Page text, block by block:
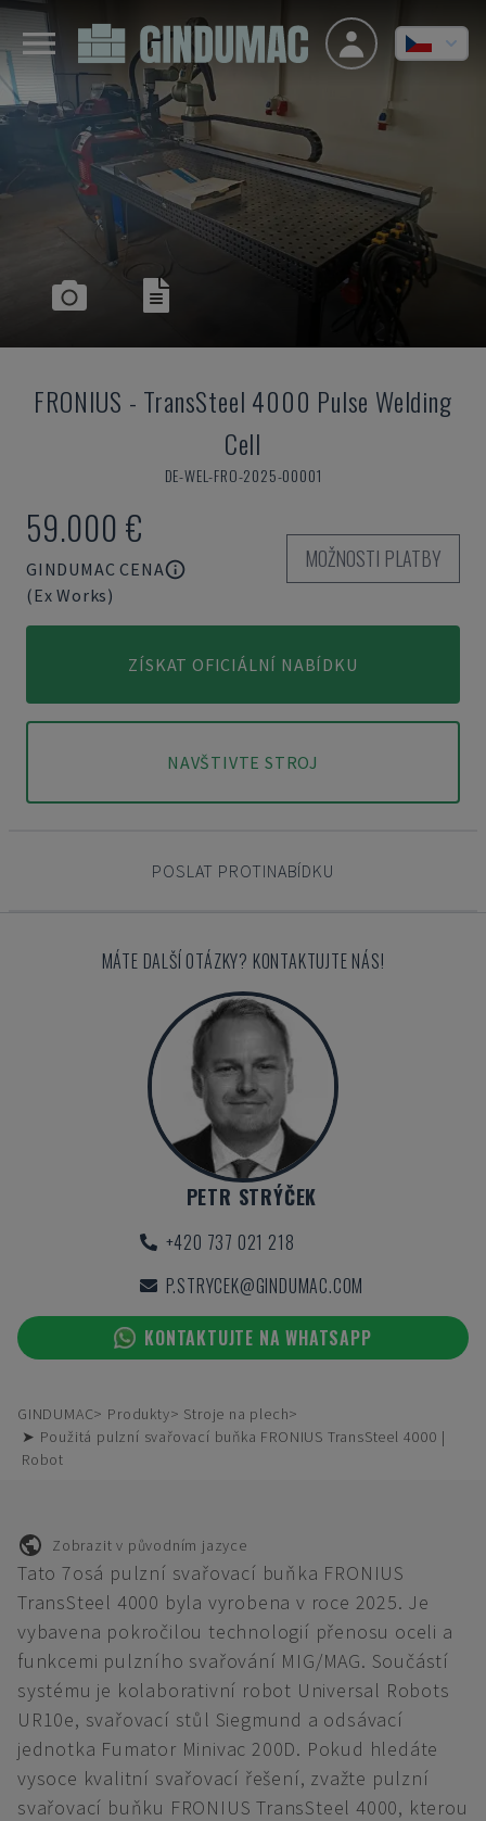
FRONIUS - TransSteel 4000 Pulse Welding
Cell
DE-WEL-FRO-2025-00001
59.000 €
GINDUMAC CENA
(Ex Works)
MOŽNOSTI PLATBY
ZÍSKAT OFICIÁLNÍ NABÍDKU
NAVŠTIVTE STROJ
POSLAT PROTINABÍDKU
MÁTE DALŠÍ OTÁZKY? KONTAKTUJTE NÁS!
PETR STRÝČEK
+420 737 021 218
P.STRYCEK@GINDUMAC.COM
KONTAKTUJTE NA WHATSAPP
GINDUMAC Produkty
Stroje na plech
➤ Použitá pulzní svařovací buňka FRONIUS TransSteel 4000 |
Robot
Zobrazit v původním jazyce
Tato 7osá pulzní svařovací buňka FRONIUS
TransSteel 4000 byla vyrobena v roce 2025. Je
vybavena pokročilou technologií přenosu oceli a
funkcemi pulzního svařování MIG/MAG. Součástí
systému je kolaborativní robot Universal Robots
UR10e, svařovací stůl Siegmund a odsávací
jednotka Fumator Minivac 200D. Pokud hledáte
vysoce kvalitní svařovací řešení, zvažte pulzní
svařovací buňku FRONIUS TransSteel 4000, kterou